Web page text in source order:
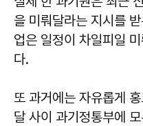
을 미뤄달라는 지시를
업은 일정이 차일피일
다.
또 과거에는 자유롭게
달 사이 과기정통부에